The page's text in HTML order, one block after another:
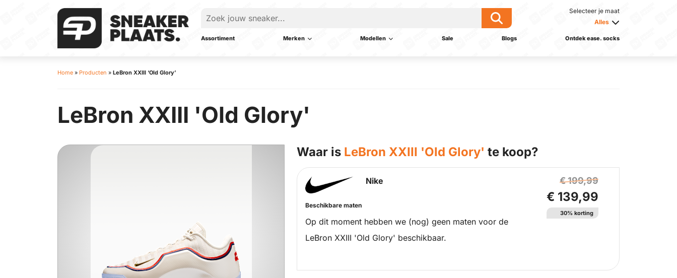
Selecteer je maat
Alles
Assortiment Merken Modellen Sale Blogs Ontdek ease. socks
Home » Producten » LeBron XXIII ‘Old Glory’
LeBron XXIII 'Old Glory'
Waar is LeBron XXIII 'Old Glory' te koop?
Nike
Beschikbare maten
Op dit moment hebben we (nog) geen maten voor de
LeBron XXIII 'Old Glory' beschikbaar.
€ 199,99
€ 139,99
30% korting